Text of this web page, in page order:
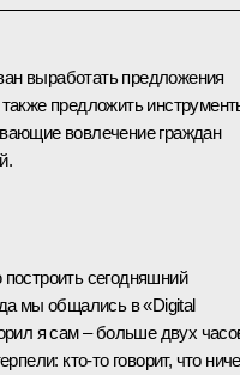
выработать предложения
предложить
вовлечение граждан
сегодняшний
мы общались в «Digital
я сам – больше двух
кто‑то говорит, что